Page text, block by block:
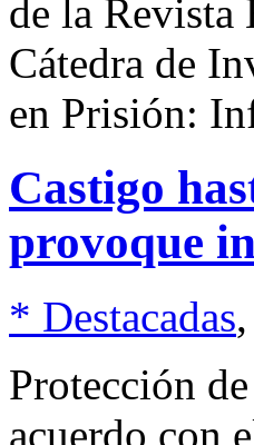
de la Revista
Cátedra de
en Prisión:
Castigo
provoque
* Destacadas,
Protección
acuerdo con